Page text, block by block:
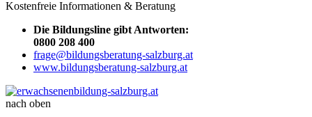
Kostenfreie Informationen & Beratung
Die Bildungsline gibt Antworten:
0800 208 400
frage@bildungsberatung-salzburg.at
www.bildungsberatung-salzburg.at
nach oben